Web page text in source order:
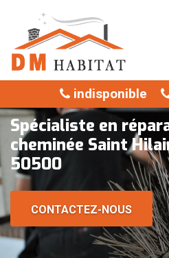
indisponible
Spécialiste en
cheminée Saint
50500
CONTACTEZ-NOUS